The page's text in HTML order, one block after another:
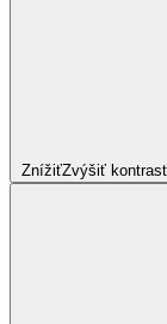
ZnížiťZvýšiť kontrast